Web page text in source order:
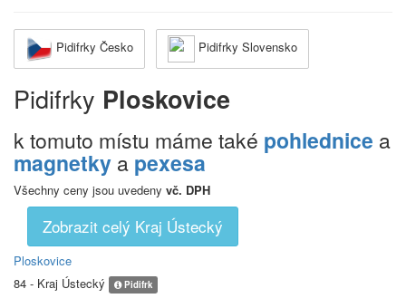
Pidifrky Česko Pidifrky Slovensko
Pidifrky Ploskovice
k tomuto místu máme také pohlednice a
magnetky a pexesa
Všechny ceny jsou uvedeny vč. DPH
Zobrazit celý Kraj Ústecký
Ploskovice
84 - Kraj Ústecký
Pidifrk